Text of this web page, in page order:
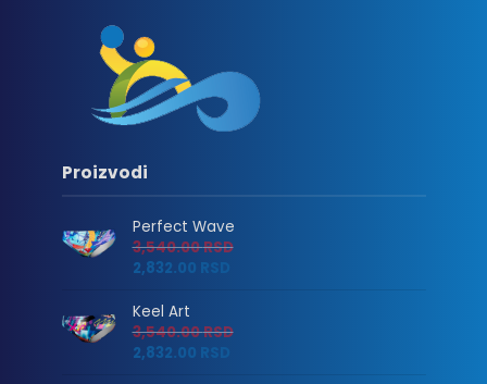
Proizvodi
Perfect Wave
3,540.00RSD
2,832.00 RSD
Keel Art
3,540.00RSD
2,832.00 RSD